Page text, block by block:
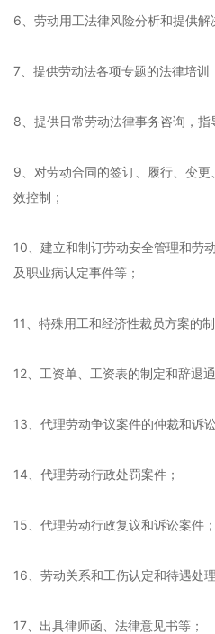
6、劳动用工法律风险分析和提供解
7、提供劳动法各项专题的法律培训
8、提供日常劳动法律事务咨询，指
9、对劳动合同的签订、履行、变
效控制；
10、建立和制订劳动安全管理和劳
及职业病认定事件等；
11、特殊用工和经济性裁员方案的
12、工资单、工资表的制定和辞退
13、代理劳动争议案件的仲裁和诉讼
14、代理劳动行政处罚案件；
15、代理劳动行政复议和诉讼案件；
16、劳动关系和工伤认定和待遇处理
17、出具律师函、法律意见书等；